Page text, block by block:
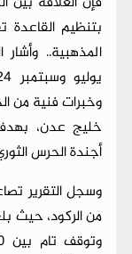
بتنظيم القاعدة
المذهبية..
وخبرات فنية من
خليج عدن،
أجندة الحرس
وسجل التقرير